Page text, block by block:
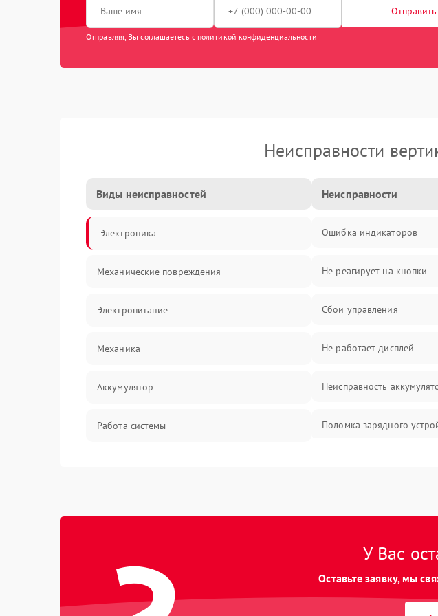
Отправляя, Вы соглашаетесь с политикой конфиденциальности
Неисправности
Виды неисправностей
Электроника
Механические повреждения
Электропитание
Механика
Аккумулятор
Работа системы
Мотор
Неисправности
Ошибка индикаторов
Не реагирует на кнопки
Сбои управления
Не работает дисплей
Неисправность
Поломка зарядного
Неисправность системы
индикации
Неисправность системы
У Вас
Оставьте заявку, мы